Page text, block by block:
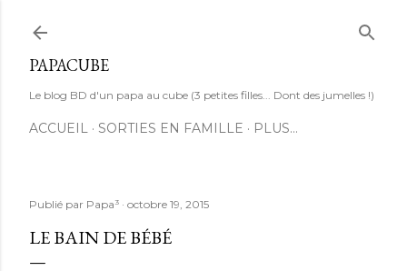
PAPACUBE
Le blog BD d'un papa au cube (3 petites filles... Dont des jumelles !)
ACCUEIL SORTIES EN FAMILLE PLUS…
Publié par Papa³ octobre 19, 2015
LE BAIN DE BÉBÉ